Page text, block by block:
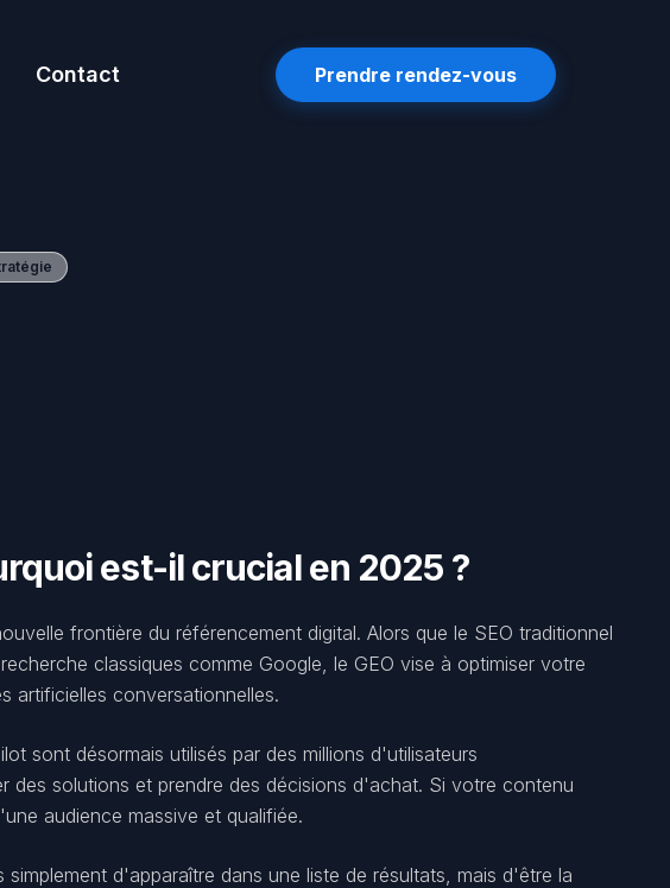
Contact
Prendre rendez-vous
est-il crucial en 2025 ?
frontière du référencement digital. Alors que le SEO traditionnel
classiques comme Google, le GEO vise à optimiser votre
artificielles conversationnelles.
sont désormais utilisés par des millions d'utilisateurs
des solutions et prendre des décisions d'achat. Si votre contenu
audience massive et qualifiée.
d'apparaître dans une liste de résultats, mais d'être la